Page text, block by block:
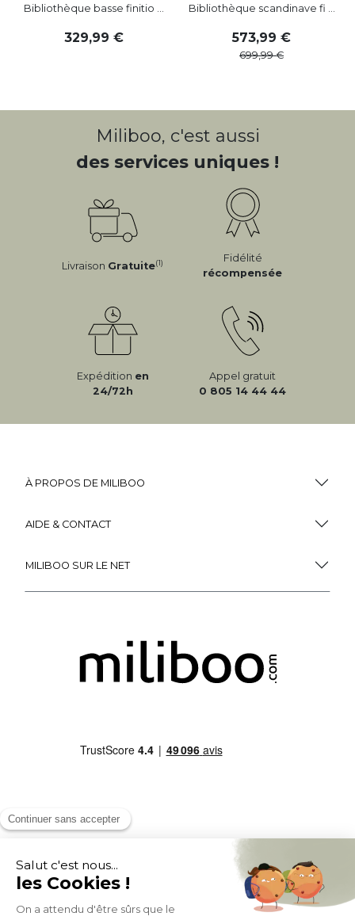
Bibliothèque basse finitio ...
329,99
Bibliothèque scandinave fi ...
573,99
699,99
Miliboo, c'est aussi
des services uniques !
Livraison Gratuite(1)
Fidélité
récompensée
Expédition en
24/72h
Appel gratuit
0 805 14 44 44
À PROPOS DE MILIBOO
AIDE & CONTACT
MILIBOO SUR LE NET
MOYENS DE PAIEMENT